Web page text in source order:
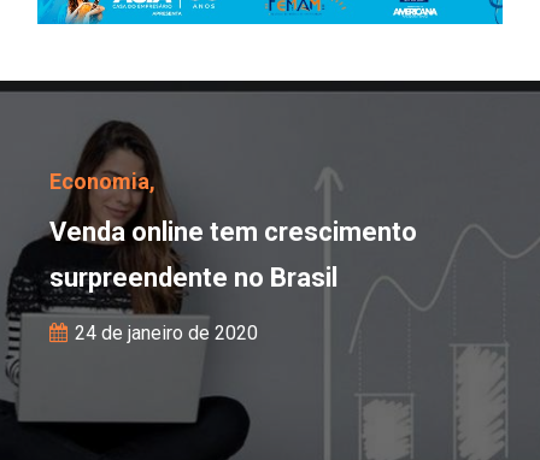
Venda online tem
Economia,
Venda online tem crescimento
surpreendente no Brasil
24 de janeiro de 2020